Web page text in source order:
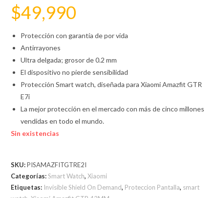
$49,990
Protección con garantía de por vida
Antirrayones
Ultra delgada; grosor de 0.2 mm
El dispositivo no pierde sensibilidad
Protección Smart watch, diseñada para Xiaomi Amazfit GTR
E7i
La mejor protección en el mercado con más de cinco millones
vendidas en todo el mundo.
Sin existencias
SKU:PISAMAZFITGTRE2I
Categorías:Smart Watch,Xiaomi
Etiquetas: Invisible Shield On Demand, Proteccion Pantalla, smart